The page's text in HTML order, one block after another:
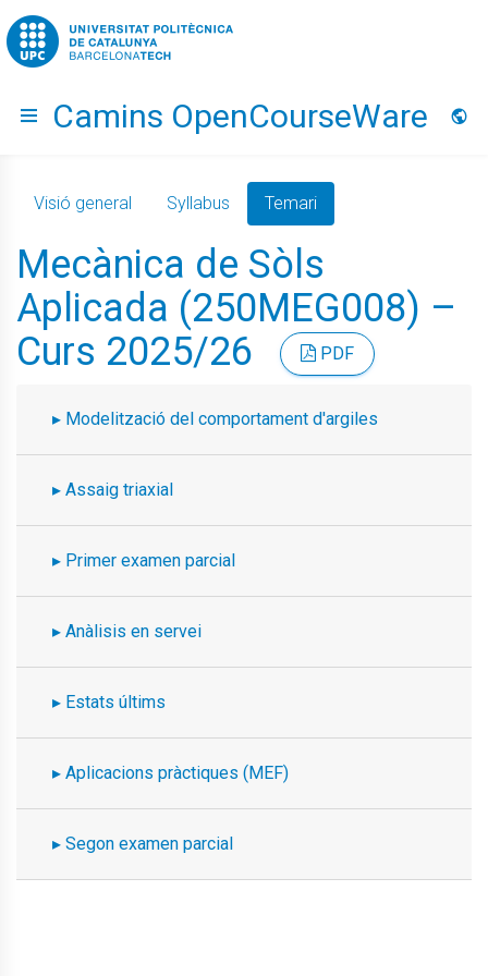
Go to upc.edu
Hide menu
Camins OpenCourseWare
Visió general Syllabus Temari
Mecànica de Sòls
Aplicada (250MEG008) –
Curs 2025/26
PDF
Modelització del comportament d'argiles
Assaig triaxial
Primer examen parcial
Anàlisis en servei
Estats últims
Aplicacions pràctiques (MEF)
Segon examen parcial